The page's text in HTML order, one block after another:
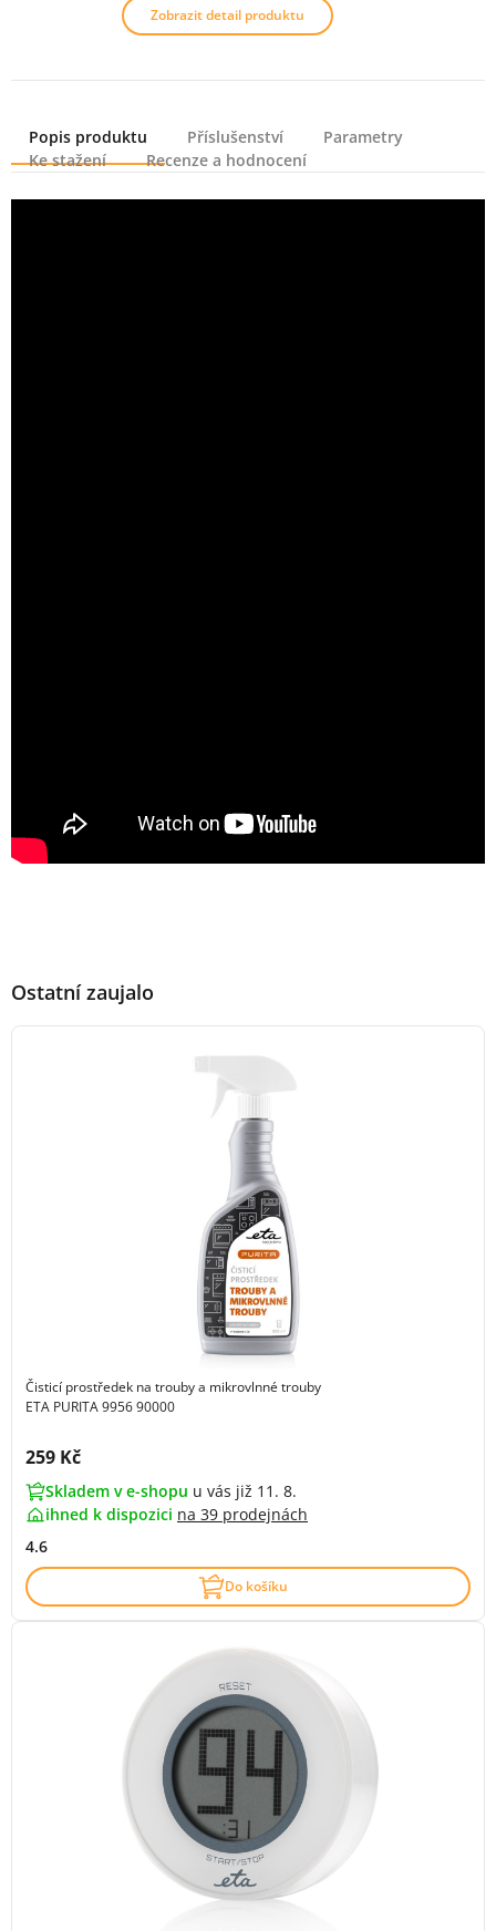
Zobrazit detail produktu
Popis produktu Příslušenství
Parametry
Ke stažení
Recenze a hodnocení
Ostatní zaujalo
Čisticí prostředek na trouby a mikrovlnné trouby
ETA PURITA 9956 90000
Cena s DPH:
259 Kč
Skladem v e-shopu u vás již 11. 8.
ihned k dispozici na 39 prodejnách
4.6
Do košíku